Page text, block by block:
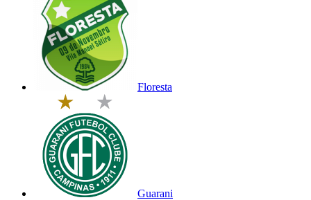
Floresta
Guarani